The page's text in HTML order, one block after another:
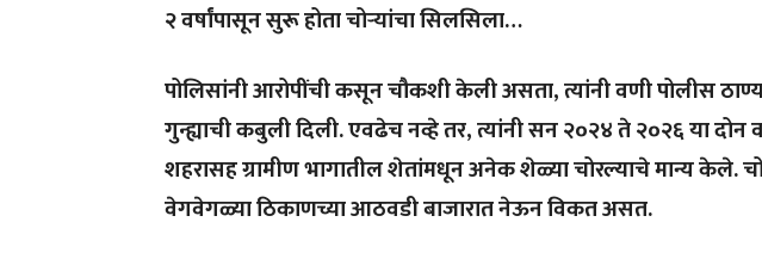
२ वर्षांपासून सुरू होता चोऱ्यांचा सिलसिला…
पोलिसांनी आरोपींची कसून चौकशी केली असता, त्यांनी वणी पोलीस
गुन्ह्याची कबुली दिली. एवढेच नव्हे तर, त्यांनी सन २०२४ ते २०२६ या दोन
शहरासह ग्रामीण भागातील शेतांमधून अनेक शेळ्या चोरल्याचे मान्य केले.
वेगवेगळ्या ठिकाणच्या आठवडी बाजारात नेऊन विकत असत.